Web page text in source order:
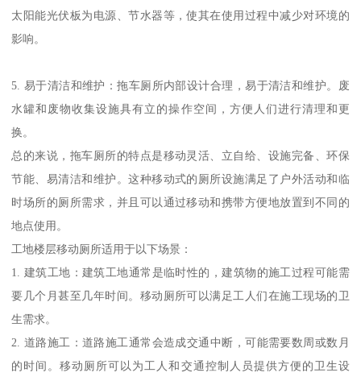
太阳能光伏板为电源、节水器等，使其在使用过程中减少对环境的
影响。
5. 易于清洁和维护：拖车厕所内部设计合理，易于清洁和维护。废
水罐和废物收集设施具有立的操作空间，方便人们进行清理和更
换。
总的来说，拖车厕所的特点是移动灵活、立自给、设施完备、环保
节能、易清洁和维护。这种移动式的厕所设施满足了户外活动和临
时场所的厕所需求，并且可以通过移动和携带方便地放置到不同的
地点使用。
工地楼层移动厕所适用于以下场景：
1. 建筑工地：建筑工地通常是临时性的，建筑物的施工过程可能需
要几个月甚至几年时间。移动厕所可以满足工人们在施工现场的卫
生需求。
2. 道路施工：道路施工通常会造成交通中断，可能需要数周或数月
的时间。移动厕所可以为工人和交通控制人员提供方便的卫生设